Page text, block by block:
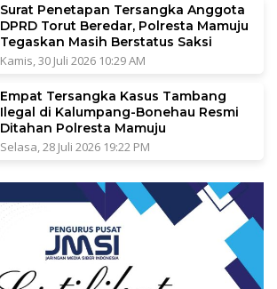
Surat Penetapan Tersangka Anggota
DPRD Torut Beredar, Polresta Mamuju
Tegaskan Masih Berstatus Saksi
Kamis, 30 Juli 2026 10:29 AM
Empat Tersangka Kasus Tambang
Ilegal di Kalumpang-Bonehau Resmi
Ditahan Polresta Mamuju
Selasa, 28 Juli 2026 19:22 PM